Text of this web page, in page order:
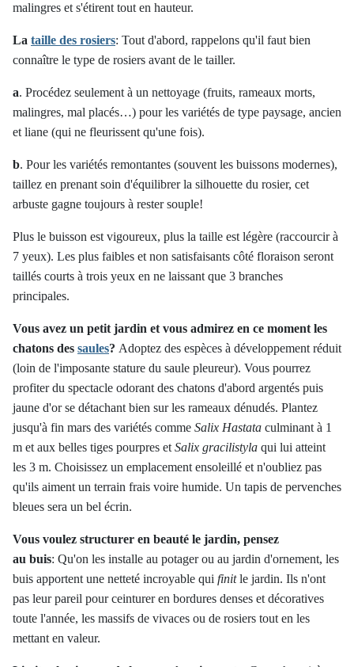
malingres et s'étirent tout en hauteur.
La taille des rosiers: Tout d'abord, rappelons qu'il faut bien
connaître le type de rosiers avant de le tailler.
a. Procédez seulement à un nettoyage (fruits, rameaux morts,
malingres, mal placés…) pour les variétés de type paysage, ancien
et liane (qui ne fleurissent qu'une fois).
b. Pour les variétés remontantes (souvent les buissons modernes),
taillez en prenant soin d'équilibrer la silhouette du rosier, cet
arbuste gagne toujours à rester souple!
Plus le buisson est vigoureux, plus la taille est légère (raccourcir à
7 yeux). Les plus faibles et non satisfaisants côté floraison seront
taillés courts à trois yeux en ne laissant que 3 branches
principales.
Vous avez un petit jardin et vous admirez en ce moment les
chatons des saules? Adoptez des espèces à développement réduit
(loin de l'imposante stature du saule pleureur). Vous pourrez
profiter du spectacle odorant des chatons d'abord argentés puis
jaune d'or se détachant bien sur les rameaux dénudés. Plantez
jusqu'à fin mars des variétés comme Salix Hastata culminant à 1
m et aux belles tiges pourpres et Salix gracilistyla qui lui atteint
les 3 m. Choisissez un emplacement ensoleillé et n'oubliez pas
qu'ils aiment un terrain frais voire humide. Un tapis de pervenches
bleues sera un bel écrin.
Vous voulez structurer en beauté le jardin, pensez
au buis: Qu'on les installe au potager ou au jardin d'ornement, les
buis apportent une netteté incroyable qui finitle jardin. Ils n'ont
pas leur pareil pour ceinturer en bordures denses et décoratives
toute l'année, les massifs de vivaces ou de rosiers tout en les
mettant en valeur.